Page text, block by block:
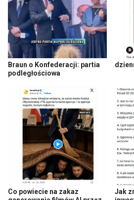
Braun o Konfederacji: partia
podległościowa
Co powiecie na zakaz
Jak